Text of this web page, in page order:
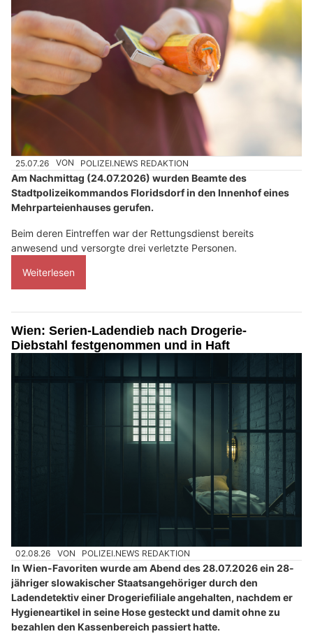
25.07.26 VON POLIZEI.NEWS REDAKTION
Am Nachmittag (24.07.2026) wurden Beamte des
Stadtpolizeikommandos Floridsdorf in den Innenhof eines
Mehrparteienhauses gerufen.
Beim deren Eintreffen war der Rettungsdienst bereits
anwesend und versorgte drei verletzte Personen.
Weiterlesen
Wien: Serien-Ladendieb nach Drogerie-
Diebstahl festgenommen und in Haft
02.08.26 VON POLIZEI.NEWS REDAKTION
In Wien-Favoriten wurde am Abend des 28.07.2026 ein 28-
jähriger slowakischer Staatsangehöriger durch den
Ladendetektiv einer Drogeriefiliale angehalten, nachdem er
Hygieneartikel in seine Hose gesteckt und damit ohne zu
bezahlen den Kassenbereich passiert hatte.